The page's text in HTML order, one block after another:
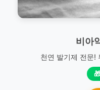
비아
천연 발기제 전문!